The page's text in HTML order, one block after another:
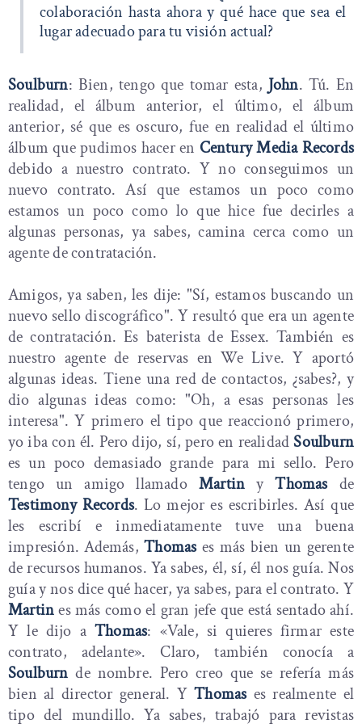
colaboración hasta ahora y qué hace que sea el
lugar adecuado para tu visión actual?
Soulburn: Bien, tengo que tomar esta, John. Tú. En
realidad, el álbum anterior, el último, el álbum
anterior, sé que es oscuro, fue en realidad el último
álbum que pudimos hacer en Century Media Records
debido a nuestro contrato. Y no conseguimos un
nuevo contrato. Así que estamos un poco como
estamos un poco como lo que hice fue decirles a
algunas personas, ya sabes, camina cerca como un
agente de contratación.
Amigos, ya saben, les dije: "Sí, estamos buscando un
nuevo sello discográfico". Y resultó que era un agente
de contratación. Es baterista de Essex. También es
nuestro agente de reservas en We Live. Y aportó
algunas ideas. Tiene una red de contactos, ¿sabes?, y
dio algunas ideas como: "Oh, a esas personas les
interesa". Y primero el tipo que reaccionó primero,
yo iba con él. Pero dijo, sí, pero en realidadSoulburn
es un poco demasiado grande para mi sello. Pero
tengo un amigo llamado MartinyThomasde
Testimony Records. Lo mejor es escribirles. Así que
les escribí e inmediatamente tuve una buena
impresión. Además,Thomases más bien un gerente
de recursos humanos. Ya sabes, él, sí, él nos guía. Nos
guía y nos dice qué hacer, ya sabes, para el contrato. Y
Martines más como el gran jefe que está sentado ahí.
Y le dijo aThomas: «Vale, si quieres firmar este
contrato, adelante». Claro, también conocía a
Soulburn de nombre. Pero creo que se refería más
bien al director general. YThomases realmente el
tipo del mundillo. Ya sabes, trabajó para revistas